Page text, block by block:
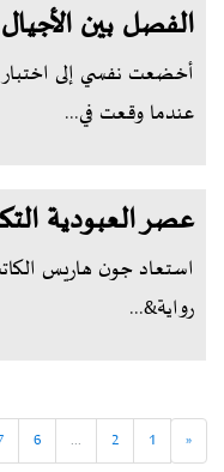
الفصل بين الأجيال
أخضعت نفسي إلى
عندما وقعت في...
عصر العبودية
استعاد جون هاريس
رواية&...
«
1
2
...
6